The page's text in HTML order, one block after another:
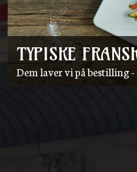
TYPISKE
Dem laver vi på bestilling -